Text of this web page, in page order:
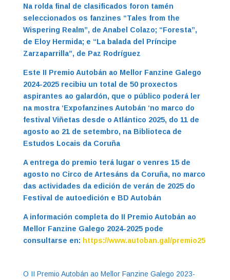
Na rolda final de clasificados foron tamén
seleccionados os fanzines “Tales from the
Wispering Realm”, de Anabel Colazo; “Foresta”,
de Eloy Hermida; e “La balada del Príncipe
Zarzaparrilla”, de Paz Rodríguez
Este II Premio Autobán ao Mellor Fanzine Galego
2024-2025 recibiu un total de 50 proxectos
aspirantes ao galardón, que o público poderá ler
na mostra ‘Expofanzines Autobán ‘no marco do
festival Viñetas desde o Atlántico 2025, do 11 de
agosto ao 21 de setembro, na Biblioteca de
Estudos Locais da Coruña
A entrega do premio terá lugar o venres 15 de
agosto no Circo de Artesáns da Coruña, no marco
das actividades da edición de verán de 2025 do
Festival de autoedición e BD Autobán
A información completa do II Premio Autobán ao
Mellor Fanzine Galego 2024-2025 pode
consultarse en: https://www.autoban.gal/premio25
O II Premio Autobán ao Mellor Fanzine Galego 2023-